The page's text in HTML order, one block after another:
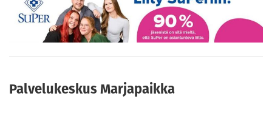
Palvelukeskus Marjapaikka